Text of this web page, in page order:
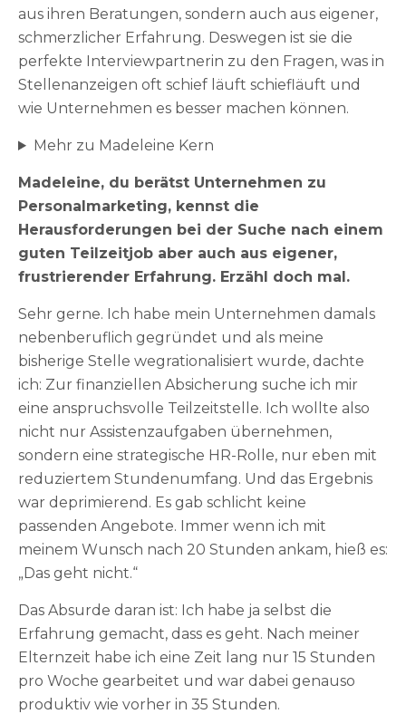
aus ihren Beratungen, sondern auch aus eigener,
schmerzlicher Erfahrung. Deswegen ist sie die
perfekte Interviewpartnerin zu den Fragen, was in
Stellenanzeigen oft schief läuft schiefläuft und
wie Unternehmen es besser machen können.
Mehr zu Madeleine Kern
Madeleine, du berätst Unternehmen zu
Personalmarketing, kennst die
Herausforderungen bei der Suche nach einem
guten Teilzeitjob aber auch aus eigener,
frustrierender Erfahrung. Erzähl doch mal.
Sehr gerne. Ich habe mein Unternehmen damals
nebenberuflich gegründet und als meine
bisherige Stelle wegrationalisiert wurde, dachte
ich: Zur finanziellen Absicherung suche ich mir
eine anspruchsvolle Teilzeitstelle. Ich wollte also
nicht nur Assistenzaufgaben übernehmen,
sondern eine strategische HR-Rolle, nur eben mit
reduziertem Stundenumfang. Und das Ergebnis
war deprimierend. Es gab schlicht keine
passenden Angebote. Immer wenn ich mit
meinem Wunsch nach 20 Stunden ankam, hieß es:
„Das geht nicht.“
Das Absurde daran ist: Ich habe ja selbst die
Erfahrung gemacht, dass es geht. Nach meiner
Elternzeit habe ich eine Zeit lang nur 15 Stunden
pro Woche gearbeitet und war dabei genauso
produktiv wie vorher in 35 Stunden.